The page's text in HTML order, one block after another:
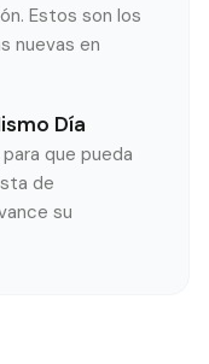
Estos son los
nuevas en
Día
que pueda
de
su